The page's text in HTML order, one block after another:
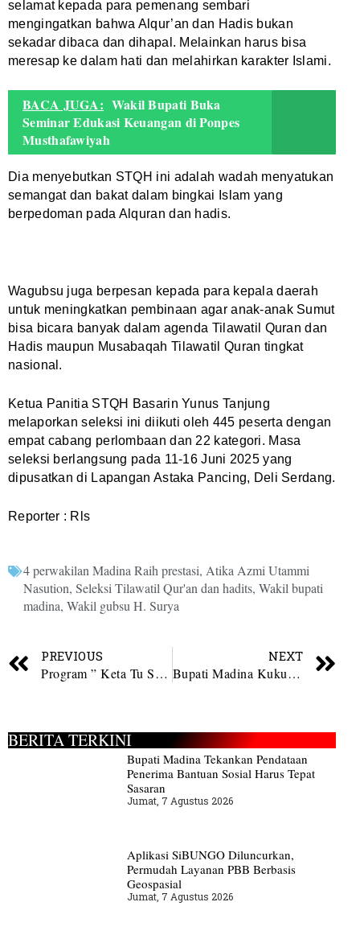
selamat kepada para pemenang sembari
mengingatkan bahwa Alqur’an dan Hadis bukan
sekadar dibaca dan dihapal. Melainkan harus bisa
meresap ke dalam hati dan melahirkan karakter Islami.
BACA JUGA: Wakil Bupati Buka
Seminar Edukasi Keuangan di Ponpes
Musthafawiyah
Dia menyebutkan STQH ini adalah wadah menyatukan
semangat dan bakat dalam bingkai Islam yang
berpedoman pada Alquran dan hadis.
Wagubsu juga berpesan kepada para kepala daerah
untuk meningkatkan pembinaan agar anak-anak Sumut
bisa bicara banyak dalam agenda Tilawatil Quran dan
Hadis maupun Musabaqah Tilawatil Quran tingkat
nasional.
Ketua Panitia STQH Basarin Yunus Tanjung
melaporkan seleksi ini diikuti oleh 445 peserta dengan
empat cabang perlombaan dan 22 kategori. Masa
seleksi berlangsung pada 11-16 Juni 2025 yang
dipusatkan di Lapangan Astaka Pancing, Deli Serdang.
Reporter : Rls
4 perwakilan Madina Raih prestasi, Atika Azmi Utammi
Nasution, Seleksi Tilawatil Qur'an dan hadits, Wakil bupati
madina, Wakil gubsu H. Surya
PREVIOUS
Program ” Keta Tu Saba” Dimulai, Pemkab Madina Kawal Hingga Panen
NEXT
Bupati Madina Kukuhkan Ketua dan Lantik Pengurus PKK Madina
BERITA TERKINI
Bupati Madina Tekankan Pendataan
Penerima Bantuan Sosial Harus Tepat
Sasaran
Jumat, 7 Agustus 2026
Aplikasi SiBUNGO Diluncurkan,
Permudah Layanan PBB Berbasis
Geospasial
Jumat, 7 Agustus 2026